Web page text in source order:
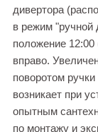
дивертора
в режим "ручной
положение
вправо.
поворотом
возникает при
опытным
по монтажу и